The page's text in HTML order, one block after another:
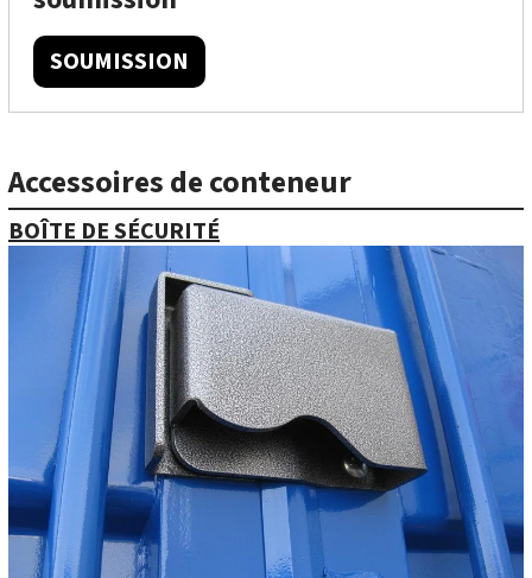
SOUMISSION
Accessoires de conteneur
BOÎTE DE SÉCURITÉ